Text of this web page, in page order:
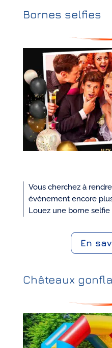
Bornes selfies
Vous cherchez à
événement encore
Louez une borne selfie
En
Châteaux